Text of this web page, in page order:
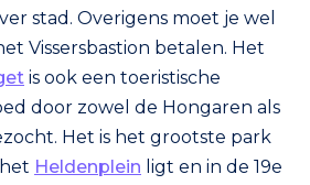
stad. Overigens moet je wel
Vissersbastion betalen. Het
is ook een toeristische
door zowel de Hongaren als
Het is het grootste park
Heldenplein ligt en in de 19e